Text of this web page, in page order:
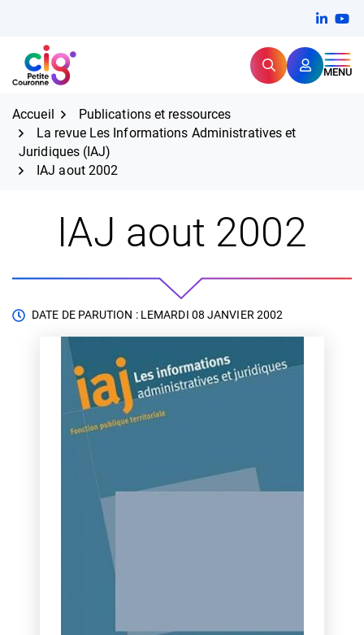
contenu
CIG Petite Couronne RechercherMENU
Expertise et proximité pour
Accueil
Publications et ressources
La revue Les Informations Administratives et
Juridiques (IAJ)
IAJ aout 2002
IAJ aout 2002
DATE DE PARUTION : LEMARDI 08 JANVIER 2002